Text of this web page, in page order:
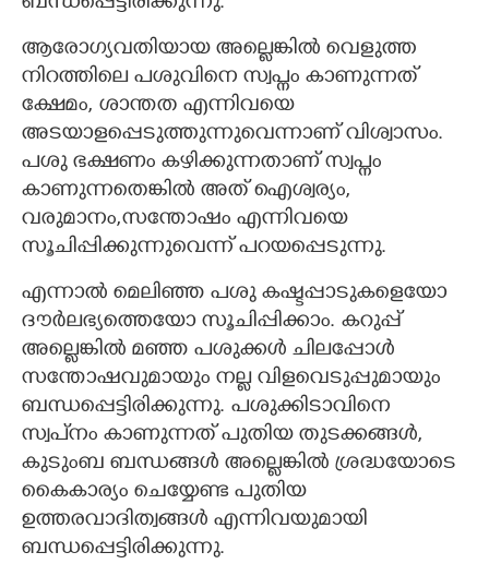
ആരോഗ്യവതിയായ അല്ലെങ്കിൽ വെളുത്ത
നിറത്തിലെ പശുവിനെ സ്വപ്നം കാണുന്നത്
ക്ഷേമം, ശാന്തത എന്നിവയെ
അടയാളപ്പെടുത്തുന്നുവെന്നാണ് വിശ്വാസം.
പശു ഭക്ഷണം കഴിക്കുന്നതാണ് സ്വപ്നം
കാണുന്നതെങ്കിൽ അത് ഐശ്വര്യം,
വരുമാനം,സന്തോഷം എന്നിവയെ
സൂചിപ്പിക്കുന്നുവെന്ന് പറയപ്പെടുന്നു.
എന്നാൽ മെലിഞ്ഞ പശു കഷ്ടപ്പാടുകളെയോ
ദൗർലഭ്യത്തെയോ സൂചിപ്പിക്കാം. കറുപ്പ്
അല്ലെങ്കിൽ മഞ്ഞ പശുക്കൾ ചിലപ്പോൾ
സന്തോഷവുമായും നല്ല വിളവെടുപ്പുമായും
ബന്ധപ്പെട്ടിരിക്കുന്നു. പശുക്കിടാവിനെ
സ്വപ്‌നം കാണുന്നത് പുതിയ തുടക്കങ്ങൾ,
കുടുംബ ബന്ധങ്ങൾ അല്ലെങ്കിൽ ശ്രദ്ധയോടെ
കെെകാര്യം ചെയ്യേണ്ട പുതിയ
ഉത്തരവാദിത്വങ്ങൾ എന്നിവയുമായി
ബന്ധപ്പെട്ടിരിക്കുന്നു.